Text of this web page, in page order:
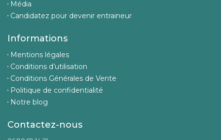
Média
Candidatez pour devenir entraineur
Informations
Mentions légales
Conditions d’utilisation
Conditions Générales de Vente
Politique de confidentialité
Notre blog
Contactez-nous